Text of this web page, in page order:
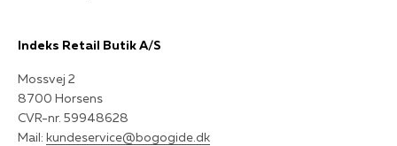
Indeks Retail Butik A/S
Mossvej 2
8700 Horsens
CVR-nr. 59948628
Mail: kundeservice@bogogide.dk